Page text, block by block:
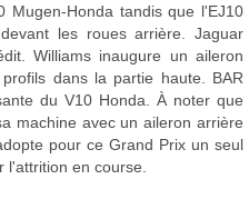
Mugen-Honda tandis que l'EJ10
les roues arrière. Jaguar
Williams inaugure un aileron
dans la partie haute. BAR
du V10 Honda. À noter que
machine avec un aileron arrière
pour ce Grand Prix un seul
l'attrition en course.